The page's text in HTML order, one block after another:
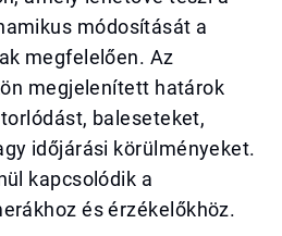
módosítását a
megfelelően. Az
megjelenített határok
baleseteket,
időjárási körülményeket.
kapcsolódik a
és érzékelőkhöz.